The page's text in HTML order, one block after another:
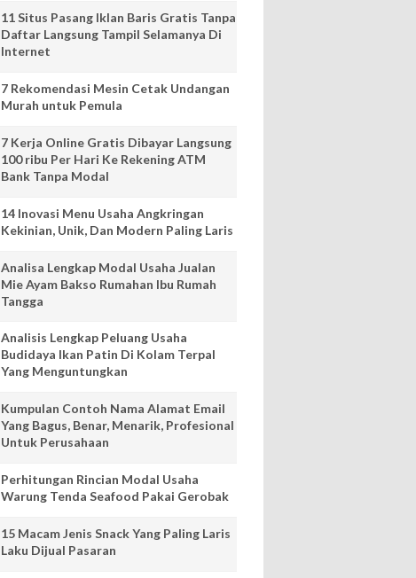
11 Situs Pasang Iklan Baris Gratis Tanpa
Daftar Langsung Tampil Selamanya Di
Internet
7 Rekomendasi Mesin Cetak Undangan
Murah untuk Pemula
7 Kerja Online Gratis Dibayar Langsung
100 ribu Per Hari Ke Rekening ATM
Bank Tanpa Modal
14 Inovasi Menu Usaha Angkringan
Kekinian, Unik, Dan Modern Paling Laris
Analisa Lengkap Modal Usaha Jualan
Mie Ayam Bakso Rumahan Ibu Rumah
Tangga
Analisis Lengkap Peluang Usaha
Budidaya Ikan Patin Di Kolam Terpal
Yang Menguntungkan
Kumpulan Contoh Nama Alamat Email
Yang Bagus, Benar, Menarik, Profesional
Untuk Perusahaan
Perhitungan Rincian Modal Usaha
Warung Tenda Seafood Pakai Gerobak
15 Macam Jenis Snack Yang Paling Laris
Laku Dijual Pasaran